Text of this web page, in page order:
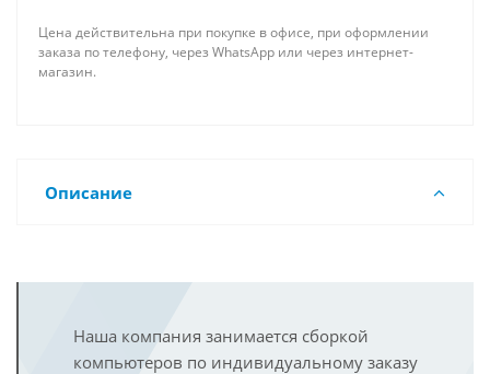
Цена действительна при покупке в офисе, при оформлении
заказа по телефону, через WhatsApp или через интернет-
магазин.
Описание
Наша компания занимается сборкой
компьютеров по индивидуальному заказу